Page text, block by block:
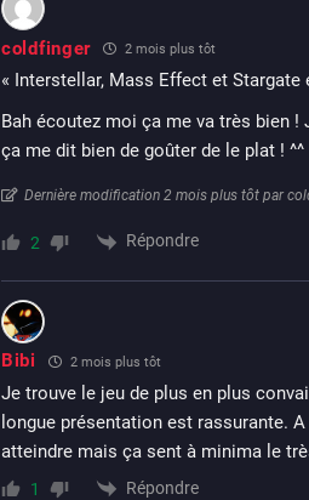
coldfinger 2 mois plus tôt
« Interstellar, Mass Effect et
Bah écoutez moi ça me va très bien !
ça me dit bien de goûter de le plat ! ^^
Dernière modification 2 mois plus tôt par
2 Répondre
Bibi 2 mois plus tôt
Je trouve le jeu de plus en plus
longue présentation est rassurante.
atteindre mais ça sent à minima le
1 Répondre